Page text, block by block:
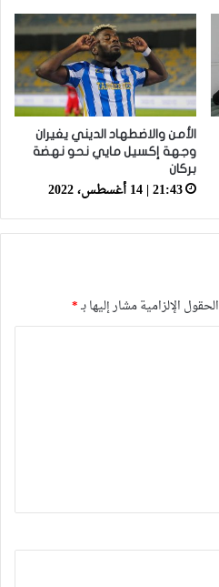
الأمن والاضطهاد الديني يغيران
وجهة إكسيل مايي نحو نهضة
بركان
21:43 | 14 أغسطس، 2022
الحقول الإلزامية مشار إليها بـ*